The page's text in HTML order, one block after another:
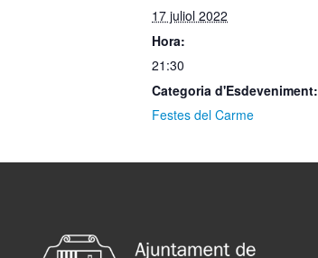
17 juliol 2022
Hora:
21:30
Categoria d'Esdeveniment:
Festes del Carme